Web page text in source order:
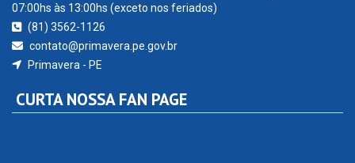
07:00hs às 13:00hs (exceto nos feriados)
(81) 3562-1126
contato@primavera.pe.gov.br
Primavera - PE
CURTA NOSSA FAN PAGE